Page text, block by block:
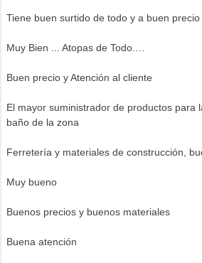
Tiene buen surtido de todo y a buen precio
Muy Bien ... Atopas de Todo.…
Buen precio y Atención al cliente
El mayor suministrador de productos para
baño de la zona
Ferretería y materiales de construcción,
Muy bueno
Buenos precios y buenos materiales
Buena atención